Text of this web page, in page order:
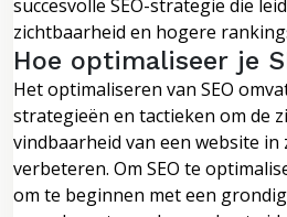
succesvolle SEO-strategie die
zichtbaarheid en hogere
Hoe optimaliseer je
Het optimaliseren van SEO
strategieën en tactieken om de
vindbaarheid van een website in
verbeteren. Om SEO te
om te beginnen met een